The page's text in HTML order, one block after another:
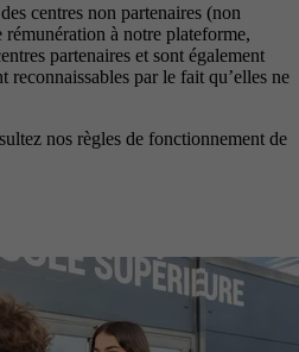
centres non partenaires (non
à notre plateforme,
partenaires et sont également
reconnaissables par le fait qu’elles ne
nos règles de fonctionnement de